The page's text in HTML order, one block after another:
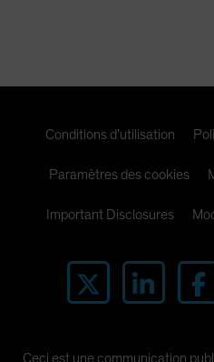
Conditions d’utilisation
Paramètres des cookies
Important Disclosures
Ceci est une communication